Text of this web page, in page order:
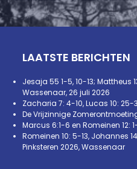
LAATSTE BERICHTEN
Jesaja 55 1-5, 10-13; Mattheus
Wassenaar, 26 juli 2026
Zacharia 7: 4-10, Lucas 10: 25-
De Vrijzinnige
Marcus 6:1-6 en Romeinen 12:
Romeinen 10: 5-13, Johannes
Pinksteren 2026, Wassenaar